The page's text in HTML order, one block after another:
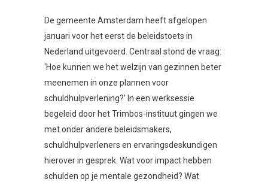
De gemeente Amsterdam heeft afgelopen
januari voor het eerst de beleidstoets in
Nederland uitgevoerd. Centraal stond de vraag:
‘Hoe kunnen we het welzijn van gezinnen beter
meenemen in onze plannen voor
schuldhulpverlening?’ In een werksessie
begeleid door het Trimbos-instituut gingen we
met onder andere beleidsmakers,
schuldhulpverleners en ervaringsdeskundigen
hierover in gesprek. Wat voor impact hebben
schulden op je mentale gezondheid? Wat